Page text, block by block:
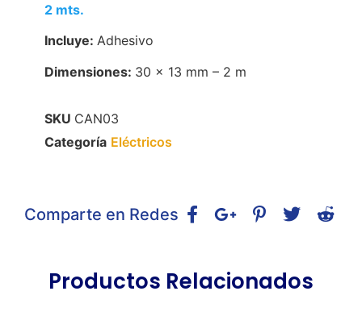
2 mts.
Incluye: Adhesivo
Dimensiones: 30 x 13 mm – 2 m
SKU CAN03
Categoría Eléctricos
Comparte en Redes
Productos Relacionados